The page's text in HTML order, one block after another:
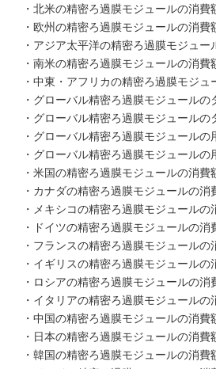
・北米の精密ろ過膜モジュールの消費
・欧州の精密ろ過膜モジュールの消費
・アジア太平洋の精密ろ過膜モジュー
・南米の精密ろ過膜モジュールの消費
・中東・アフリカの精密ろ過膜モジュ
・グローバル精密ろ過膜モジュールの
・グローバル精密ろ過膜モジュールの
・グローバル精密ろ過膜モジュールの
・グローバル精密ろ過膜モジュールの
・米国の精密ろ過膜モジュールの消費
・カナダの精密ろ過膜モジュールの消
・メキシコの精密ろ過膜モジュールの
・ドイツの精密ろ過膜モジュールの消
・フランスの精密ろ過膜モジュールの
・イギリスの精密ろ過膜モジュールの
・ロシアの精密ろ過膜モジュールの消
・イタリアの精密ろ過膜モジュールの
・中国の精密ろ過膜モジュールの消費
・日本の精密ろ過膜モジュールの消費
・韓国の精密ろ過膜モジュールの消費